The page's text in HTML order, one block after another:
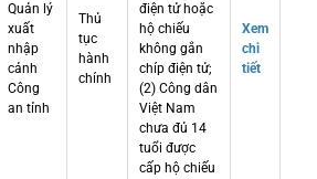
Quản lý
xuất
nhập
cảnh
Công
an tỉnh
Thủ
tục
hành
chính
điện tử hoặc
hộ chiếu
không gắn
chíp điện tử;
(2) Công dân
Việt Nam
chưa đủ 14
tuổi được
cấp hộ chiếu
Xem
chi
tiết